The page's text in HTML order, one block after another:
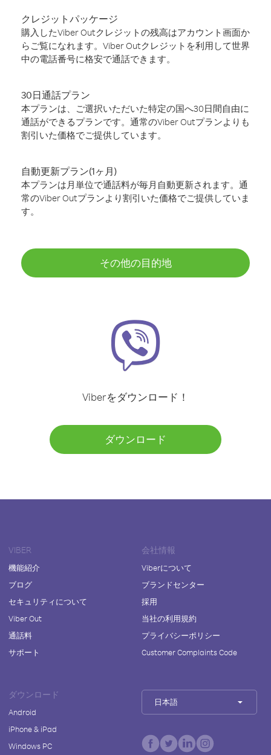
クレジットパッケージ
購入したViber Outクレジットの残高はアカウント画面か
らご覧になれます。Viber Outクレジットを利用して世界
中の電話番号に格安で通話できます。
30日通話プラン
本プランは、ご選択いただいた特定の国へ30日間自由に
通話ができるプランです。通常のViber Outプランよりも
割引いた価格でご提供しています。
自動更新プラン(1ヶ月)
本プランは月単位で通話料が毎月自動更新されます。通
常のViber Outプランより割引いた価格でご提供していま
す。
その他の目的地
Viberをダウンロード！
ダウンロード
VIBER
機能紹介
ブログ
セキュリティについて
Viber Out
通話料
サポート
会社情報
Viberについて
ブランドセンター
採用
当社の利用規約
プライバシーポリシー
Customer Complaints Code
ダウンロード
Android
iPhone & iPad
Windows PC
日本語